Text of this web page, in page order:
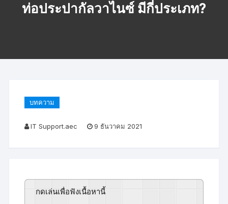
ท่อประปากัลวาไนซ์ มีกี่ประเภท?
บทความ
IT Support.aec 9 ธันวาคม 2021
กดเล่นเพื่อฟังเนื้อหานี้